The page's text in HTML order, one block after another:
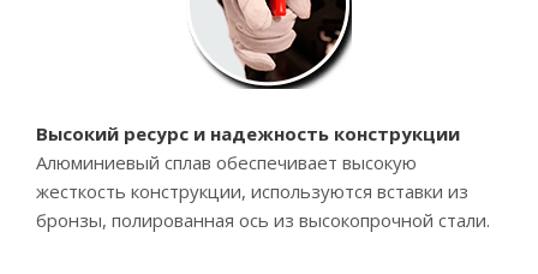
Высокий ресурс и надежность конструкции
Алюминиевый сплав обеспечивает высокую
жесткость конструкции, используются вставки из
бронзы, полированная ось из высокопрочной стали.